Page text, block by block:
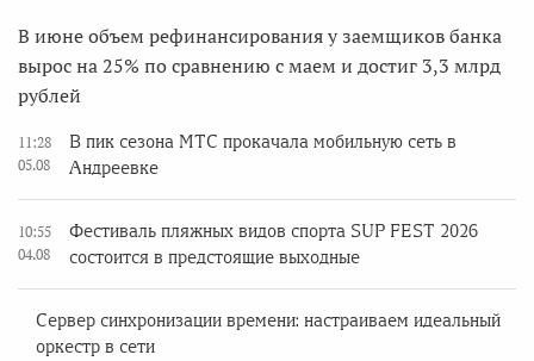
В июне объем рефинансирования у заемщиков банка
вырос на 25% по сравнению с маем и достиг 3,3 млрд
рублей
11:28
05.08
В пик сезона МТС прокачала мобильную сеть в
Андреевке
10:55
04.08
Фестиваль пляжных видов спорта SUP FEST 2026
состоится в предстоящие выходные
Сервер синхронизации времени: настраиваем идеальный
оркестр в сети